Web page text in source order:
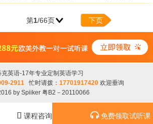
第1/66页 下页
克英语-17年专业定制英语学习
2911 忙时请拨：17701917420 欢迎垂询
by Spiiker 粤B2－20110066
 课程咨询  免费领取试听课